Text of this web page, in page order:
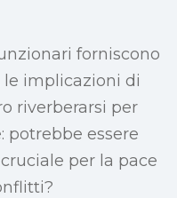
forniscono
implicazioni di
riverberarsi per
potrebbe essere
per la pace